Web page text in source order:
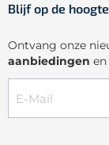
Blijf op de hoogte
Ontvang onze
aanbiedingen